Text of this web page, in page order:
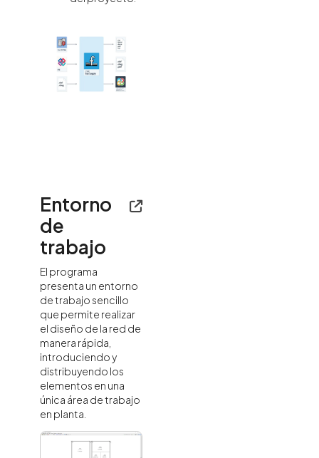
Entorno
de
trabajo
El programa
presenta un entorno
de trabajo sencillo
que permite realizar
el diseño de la red de
manera rápida,
introduciendo y
distribuyendo los
elementos en una
única área de trabajo
en planta.